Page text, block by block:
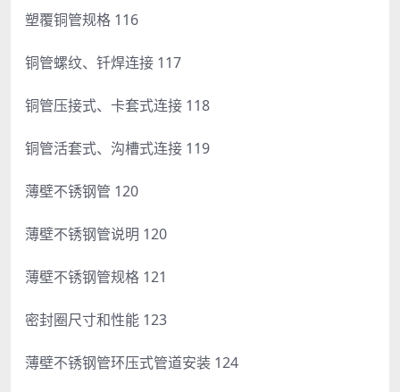
塑覆铜管规格 116
铜管螺纹、钎焊连接 117
铜管压接式、卡套式连接 118
铜管活套式、沟槽式连接 119
薄壁不锈钢管 120
薄壁不锈钢管说明 120
薄壁不锈钢管规格 121
密封圈尺寸和性能 123
薄壁不锈钢管环压式管道安装 124